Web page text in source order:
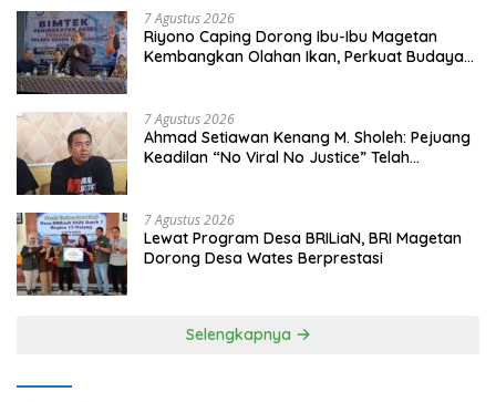
7 Agustus 2026
Riyono Caping Dorong Ibu-Ibu Magetan
Kembangkan Olahan Ikan, Perkuat Budaya
7 Agustus 2026
Ahmad Setiawan Kenang M. Sholeh: Pejuang
Keadilan “No Viral No Justice” Telah
7 Agustus 2026
Lewat Program Desa BRILiaN, BRI Magetan
Dorong Desa Wates Berprestasi
Selengkapnya